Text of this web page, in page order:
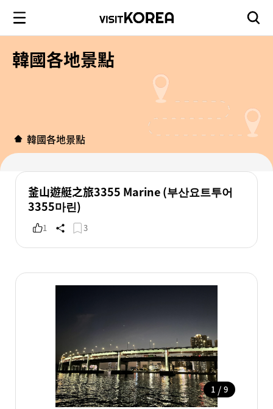
韓國各地景點
韓國各地景點
釜山遊艇之旅3355 Marine (부산요트투어
3355마린)
1 3
1 / 9